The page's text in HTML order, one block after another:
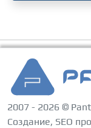
2007 - 2026 ©
Создание, SEO